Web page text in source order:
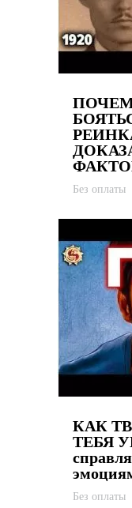
Без оплаты
КАК
ТЕБЯ
Без оплаты